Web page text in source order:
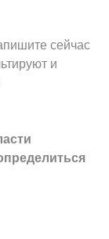
сейчас
и